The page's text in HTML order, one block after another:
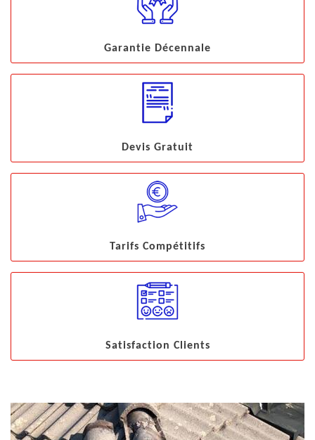
Garantie Décennale
Devis Gratuit
Tarifs Compétitifs
Satisfaction Clients